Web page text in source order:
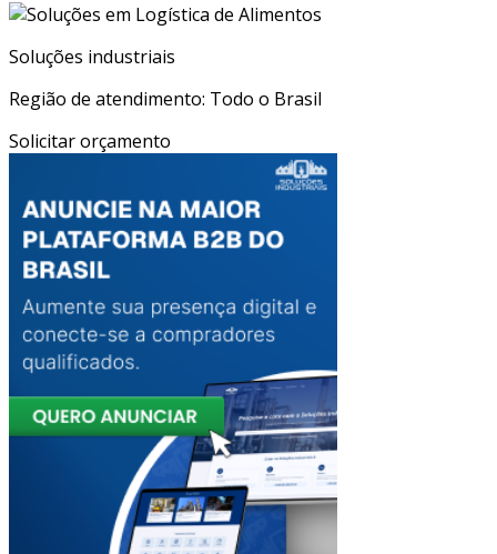
Soluções industriais
Região de atendimento: Todo o Brasil
Solicitar orçamento